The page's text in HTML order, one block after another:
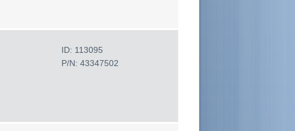
ID: 113095
P/N: 43347502